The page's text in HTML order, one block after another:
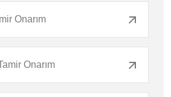
Onarım
Onarım